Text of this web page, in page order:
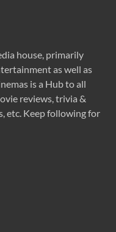
house, primarily
as well as
is a Hub to all
reviews, trivia &
etc. Keep following for